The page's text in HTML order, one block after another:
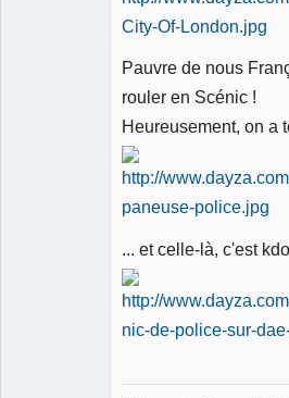
Pauvre de nous
rouler en Scénic !
Heureusement, on a
... et celle-là, c'est